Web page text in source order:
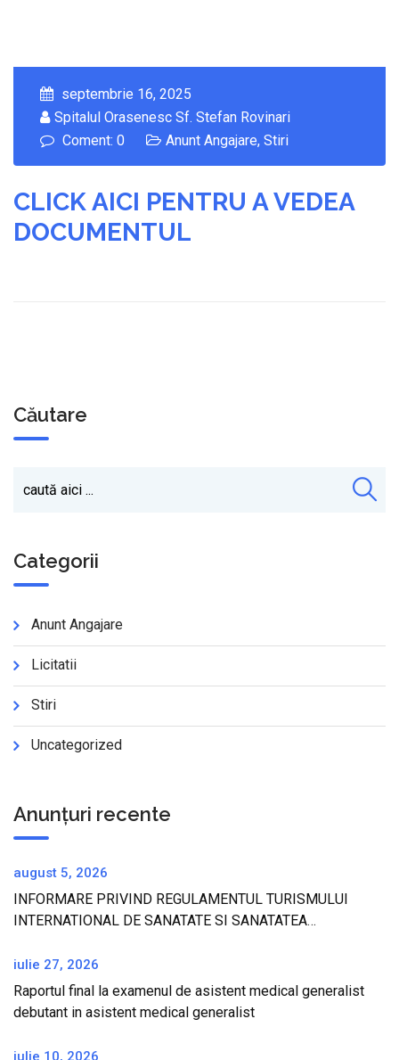
septembrie 16, 2025
Spitalul Orasenesc Sf. Stefan Rovinari
Coment: 0
Anunt Angajare, Stiri
CLICK AICI PENTRU A VEDEA
DOCUMENTUL
Căutare
Categorii
Anunt Angajare
Licitatii
Stiri
Uncategorized
Anunțuri recente
august 5, 2026
INFORMARE PRIVIND REGULAMENTUL TURISMULUI
INTERNATIONAL DE SANATATE SI SANATATEA
iulie 27, 2026
Raportul final la examenul de asistent medical generalist
debutant in asistent medical generalist
iulie 10, 2026